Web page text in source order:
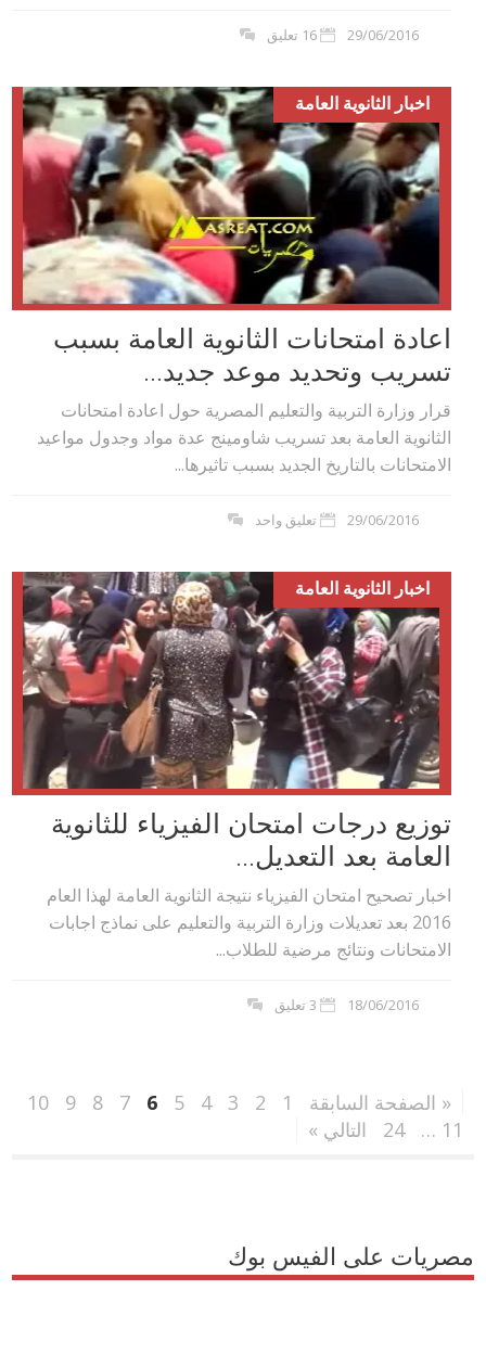
29/06/2016 16 تعليق
اخبار الثانوية العامة
اعادة امتحانات الثانوية العامة بسبب
تسريب وتحديد موعد جديد...
قرار وزارة التربية والتعليم المصرية حول اعادة امتحانات
الثانوية العامة بعد تسريب شاومينج عدة مواد وجدول مواعيد
الامتحانات بالتاريخ الجديد بسبب تاثيرها...
29/06/2016 تعليق واحد
اخبار الثانوية العامة
توزيع درجات امتحان الفيزياء للثانوية
العامة بعد التعديل...
اخبار تصحيح امتحان الفيزياء نتيجة الثانوية العامة لهذا العام
2016 بعد تعديلات وزارة التربية والتعليم على نماذج اجابات
الامتحانات ونتائج مرضية للطلاب...
18/06/2016 3 تعليق
« الصفحة السابقة 1
2
3
4
5
6
7
8
9
10
11
…
24 التالي »
مصريات على الفيس بوك